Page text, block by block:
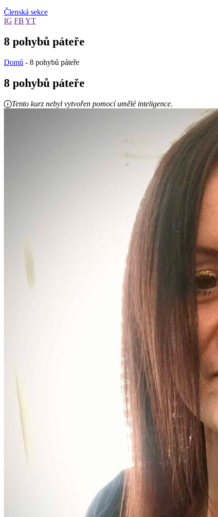
Členská sekce
IG FB YT
8 pohybů páteře
Domů - 8 pohybů páteře
8 pohybů páteře
Tento kurz nebyl vytvořen pomocí umělé inteligence.